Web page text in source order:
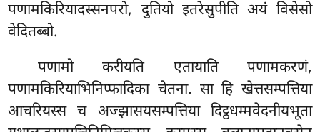
पणामकिरियादस्सनपरो, दुतियो इतरेसुपीति अयं विसेसो
वेदितब्बो.
पणामो करीयति एतायाति पणामकरणं,
पणामकिरियाभिनिप्फादिका चेतना. सा हि खेत्तसम्पत्तिया
आचरियस्स च अज्झासयसम्पत्तिया दिट्ठधम्मवेदनीयभूता